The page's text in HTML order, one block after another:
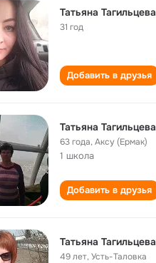
Татьяна Тагильцева
31 год
Добавить в друзья
Татьяна Тагильцева
63 года,Аксу (Ермак)
1 школа
Добавить в друзья
Татьяна Тагильцева
49 лет,Усть-Таловка